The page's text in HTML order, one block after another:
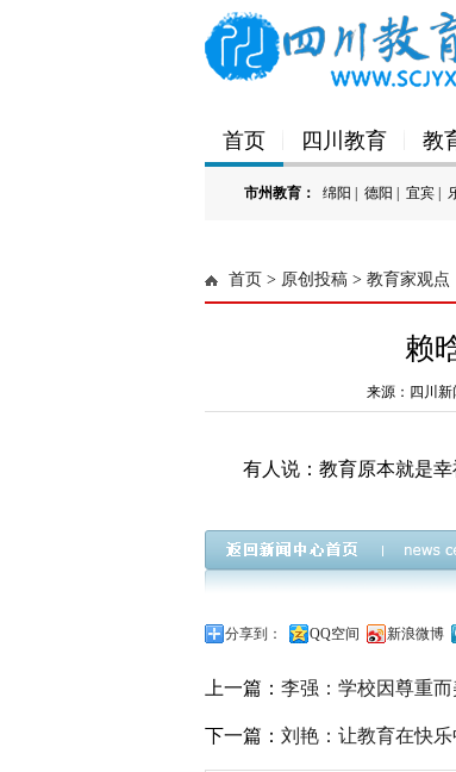
首页 四川教育 教
市州教育： 绵阳 德阳 宜宾
首页 > 原创投稿 > 教育家观点
赖
来源：四川
有人说：教育原本就是幸
分享到： QQ空间 新浪微博
上一篇： 李强：学校因尊重
下一篇： 刘艳：让教育在快